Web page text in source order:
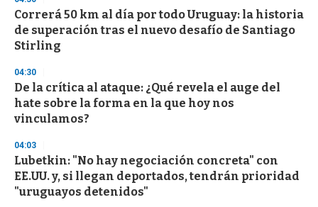
Correrá 50 km al día por todo Uruguay: la historia
de superación tras el nuevo desafío de Santiago
Stirling
04:30
De la crítica al ataque: ¿Qué revela el auge del
hate sobre la forma en la que hoy nos
vinculamos?
04:03
Lubetkin: "No hay negociación concreta" con
EE.UU. y, si llegan deportados, tendrán prioridad
"uruguayos detenidos"